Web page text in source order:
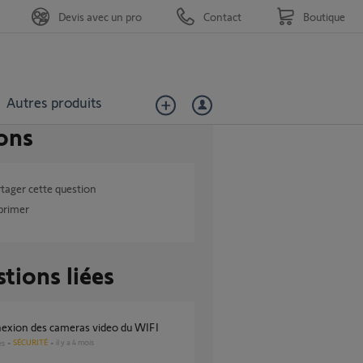
Autres produits
Devis avec un pro Contact Boutique
cette question
liées
des cameras video du WIFI
SÉCURITÉ il y a 4 mois